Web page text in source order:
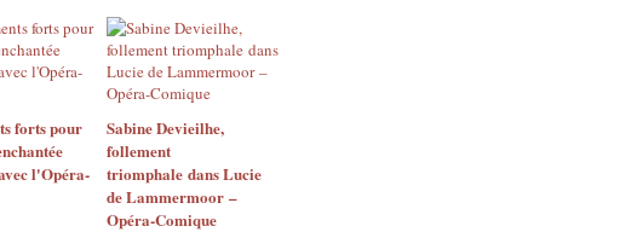
forts pour
l'Opéra-
Sabine Devieilhe,
follement
triomphale dans Lucie
de Lammermoor –
Opéra-Comique